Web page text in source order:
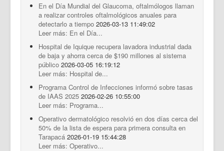
En el Día Mundial del Glaucoma, oftalmólogos llaman
a realizar controles oftalmológicos anuales para
detectarlo a tiempo 2026-03-13 11:49:02
Leer más: En el Día...
Hospital de Iquique recupera lavadora industrial dada
de baja y ahorra cerca de $190 millones al sistema
público 2026-03-05 16:19:12
Leer más: Hospital de...
Programa Control de Infecciones informó sobre tasas
de IAAS 2025 2026-02-26 10:55:00
Leer más: Programa...
Operativo dermatológico resolvió en dos días cerca del
50% de la lista de espera para primera consulta en
Tarapacá 2026-01-19 15:44:28
Leer más: Operativo...